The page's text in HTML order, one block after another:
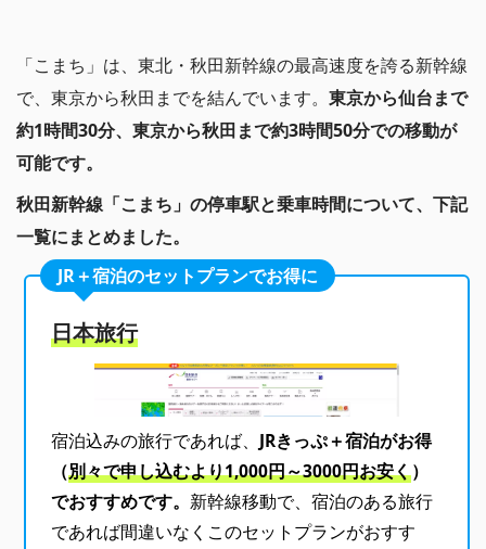
「こまち」は、東北・秋田新幹線の最高速度を誇る新幹線
で、東京から秋田までを結んでいます。 東京から仙台まで
約1時間30分、東京から秋田まで約3時間50分での移動が
可能です。
秋田新幹線「こまち」の停車駅と乗車時間について、下記
一覧にまとめました。
JR＋宿泊のセットプランでお得に
日本旅行
宿泊込みの旅行であれば、 JRきっぷ＋宿泊がお得
（別々で申し込むより1,000円～3000円お安く）
でおすすめです。 新幹線移動で、宿泊のある旅行
であれば間違いなくこのセットプランがおすす